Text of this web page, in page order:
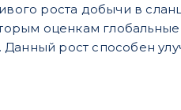
роста добычи в
оценкам глобальные
рост способен